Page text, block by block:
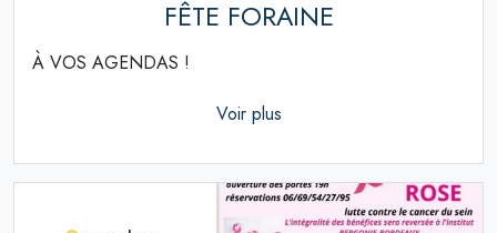
FÊTE FORAINE
À VOS AGENDAS !
Voir plus